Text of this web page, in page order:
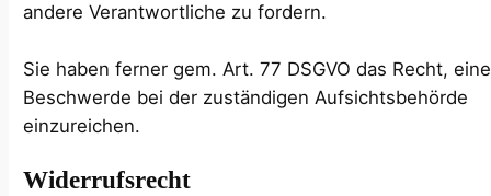
andere Verantwortliche zu fordern.
Sie haben ferner gem. Art. 77 DSGVO das Recht, eine
Beschwerde bei der zuständigen Aufsichtsbehörde
einzureichen.
Widerrufsrecht